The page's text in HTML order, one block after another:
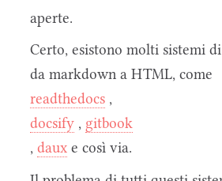
aperte.
Certo, esistono molti sistemi
da markdown a HTML, come
readthedocs ,
docsify , gitbook
,daux e così via.